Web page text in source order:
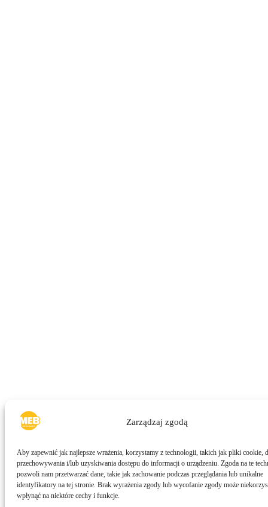
Zarządzaj zgodą
Aby zapewnić jak najlepsze wrażenia, korzystamy z technologii, takich jak pliki cookie,
przechowywania i/lub uzyskiwania dostępu do informacji o urządzeniu. Zgoda na te
pozwoli nam przetwarzać dane, takie jak zachowanie podczas przeglądania lub unikalne
identyfikatory na tej stronie. Brak wyrażenia zgody lub wycofanie zgody może
wpłynąć na niektóre cechy i funkcje.